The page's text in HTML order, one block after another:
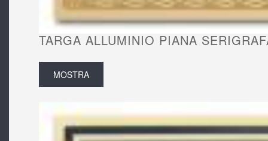
TARGA ALLUMINIO PIANA
MOSTRA